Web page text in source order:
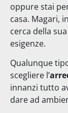
oppure stai
casa. Magari,
cerca della
esigenze.
Qualunque
scegliere l’
innanzi tutto
dare ad